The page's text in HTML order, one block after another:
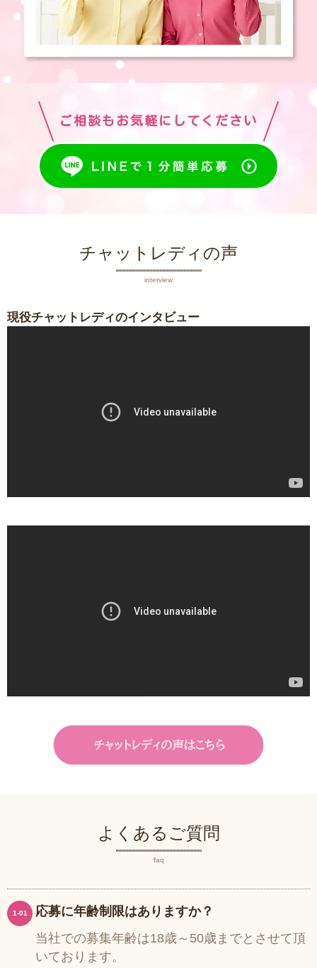
ご相談もお気軽にしてください
チャットレディの声
interview
現役チャットレディのインタビュー
よくあるご質問
faq
1-01
応募に年齢制限はありますか？
当社での募集年齢は18歳～50歳までとさせて頂
いております。